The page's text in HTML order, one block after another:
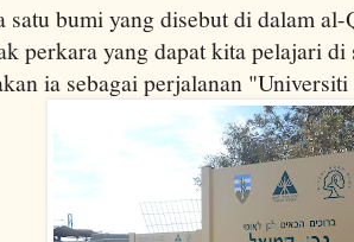
satu bumi yang disebut di dalam
perkara yang dapat kita pelajari di
ia sebagai perjalanan